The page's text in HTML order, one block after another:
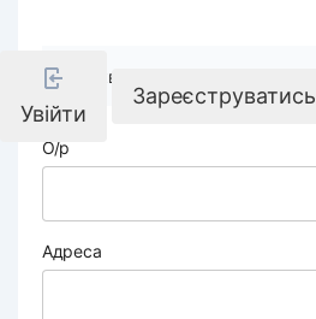
Увійти
Зареєструватись
Реквізити компанії
О/р
Адреса